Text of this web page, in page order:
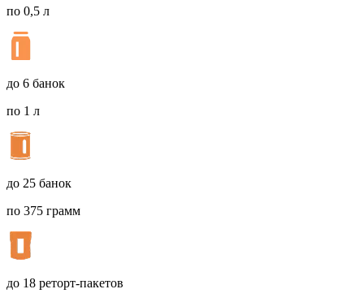
по 0,5 л
до 6 банок
по 1 л
до 25 банок
по 375 грамм
до 18 реторт-пакетов